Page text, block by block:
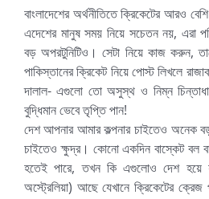
বাংলাদেশের অর্থনীতিতে ক্রিকেটের আরও
এদেশের মানুষ সময় নিয়ে সচেতন নয়, এরা
বড় অপরটুনিটিও। সেটা নিয়ে কাজ করুন,
পাকিস্তানের ক্রিকেট নিয়ে পোস্ট লিখলে
দালাল- এগুলো তো অসুস্থ ও নিম্ন
বুদ্ধিমান ভেবে তৃপ্তি পান!
দেশ আপনার আমার কল্পনার চাইতেও অনেক
চাইতেও ক্ষুদ্র। কোনো একদিন বাস্কেট বল
হতেই পারে, তখন কি এগুলোও দেশ হয়ে
অস্ট্রেলিয়া) আছে যেখানে ক্রিকেটের ক্রেজ